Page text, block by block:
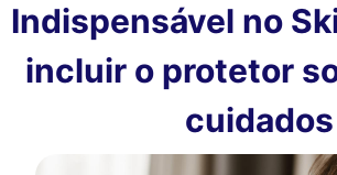
Indispensável no
incluir o protetor